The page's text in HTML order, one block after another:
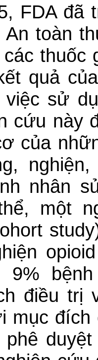
FDA đã
toàn
thuốc
quả
sử
cứu này
của
nhân
một
9%
điều trị
mục
phê